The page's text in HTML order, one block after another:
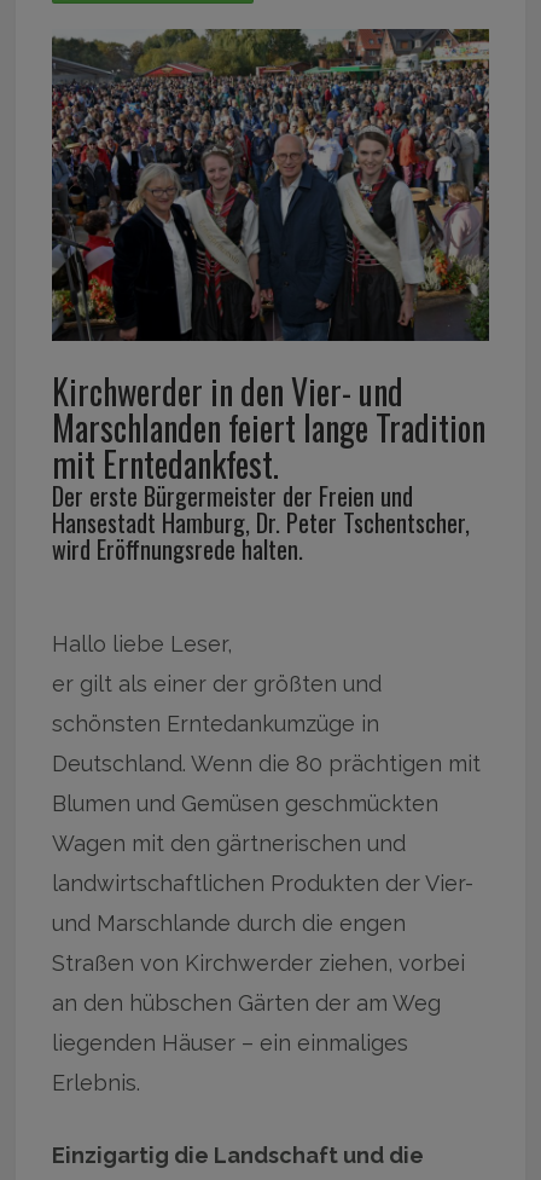
Kirchwerder in den Vier- und
Marschlanden feiert lange Tradition
mit Erntedankfest.
Der erste Bürgermeister der Freien und
Hansestadt Hamburg, Dr. Peter Tschentscher,
wird Eröffnungsrede halten.
Hallo liebe Leser,
er gilt als einer der größten und
schönsten Erntedankumzüge in
Deutschland. Wenn die 80 prächtigen mit
Blumen und Gemüsen geschmückten
Wagen mit den gärtnerischen und
landwirtschaftlichen Produkten der Vier-
und Marschlande durch die engen
Straßen von Kirchwerder ziehen, vorbei
an den hübschen Gärten der am Weg
liegenden Häuser – ein einmaliges
Erlebnis.
Einzigartig die Landschaft und die